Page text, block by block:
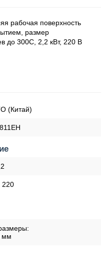
рабочая поверхность
размер
до 300С, 2,2 кВт, 220 В
(Китай)
220
мм